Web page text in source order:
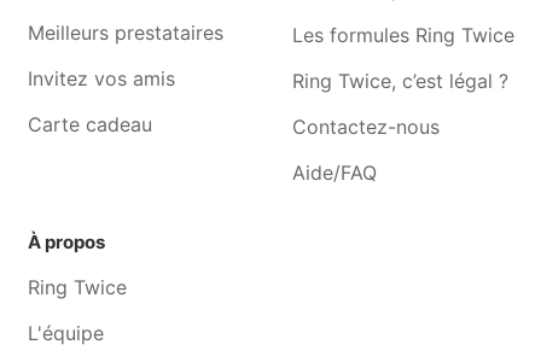
Meilleurs prestataires
Invitez vos amis
Carte cadeau
Les formules Ring Twice
Ring Twice, c’est légal ?
Contactez-nous
Aide/FAQ
À propos
Ring Twice
L'équipe